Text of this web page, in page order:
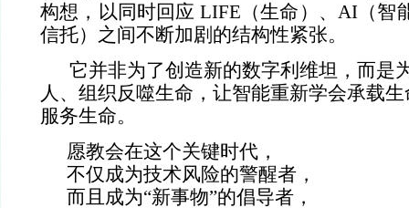
构想，以同时回应 LIFE（生命）、AI（智
信托）之间不断加剧的结构性紧张。
它并非为了创造新的数字利维坦，而是
人、组织反噬生命，让智能重新学会承载
服务生命。
愿教会在这个关键时代，
不仅成为技术风险的警醒者，
而且成为“新事物”的倡导者，